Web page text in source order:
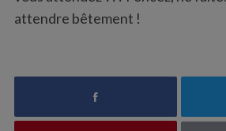
attendre bêtement !